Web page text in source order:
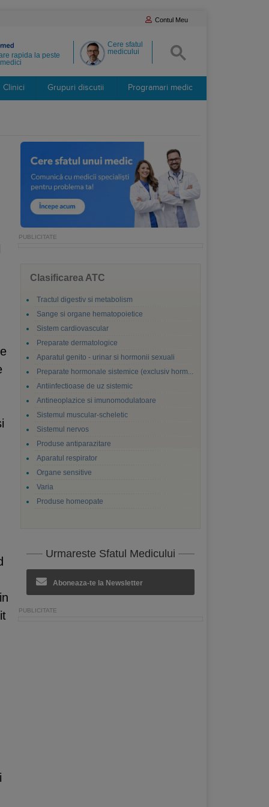
Contul Meu
Cere sfatul
medicului
rapida la peste
Clinici Grupuri discutii Programari medic
Clasificarea ATC
Tractul digestiv si metabolism
Sange si organe hematopoietice
Sistem cardiovascular
Preparate dermatologice
Aparatul genito - urinar si hormonii sexuali
Preparate hormonale sistemice (exclusiv horm...
Antiinfectioase de uz sistemic
Antineoplazice si imunomodulatoare
Sistemul muscular-scheletic
Sistemul nervos
Produse antiparazitare
Aparatul respirator
Organe sensitive
Varia
Produse homeopate
Urmareste Sfatul Medicului
Aboneaza-te la Newsletter